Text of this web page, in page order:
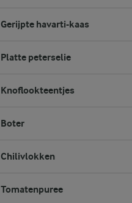
Gerijpte havarti-kaas
Platte peterselie
Knoflookteentjes
Boter
Chilivlokken
Tomatenpuree